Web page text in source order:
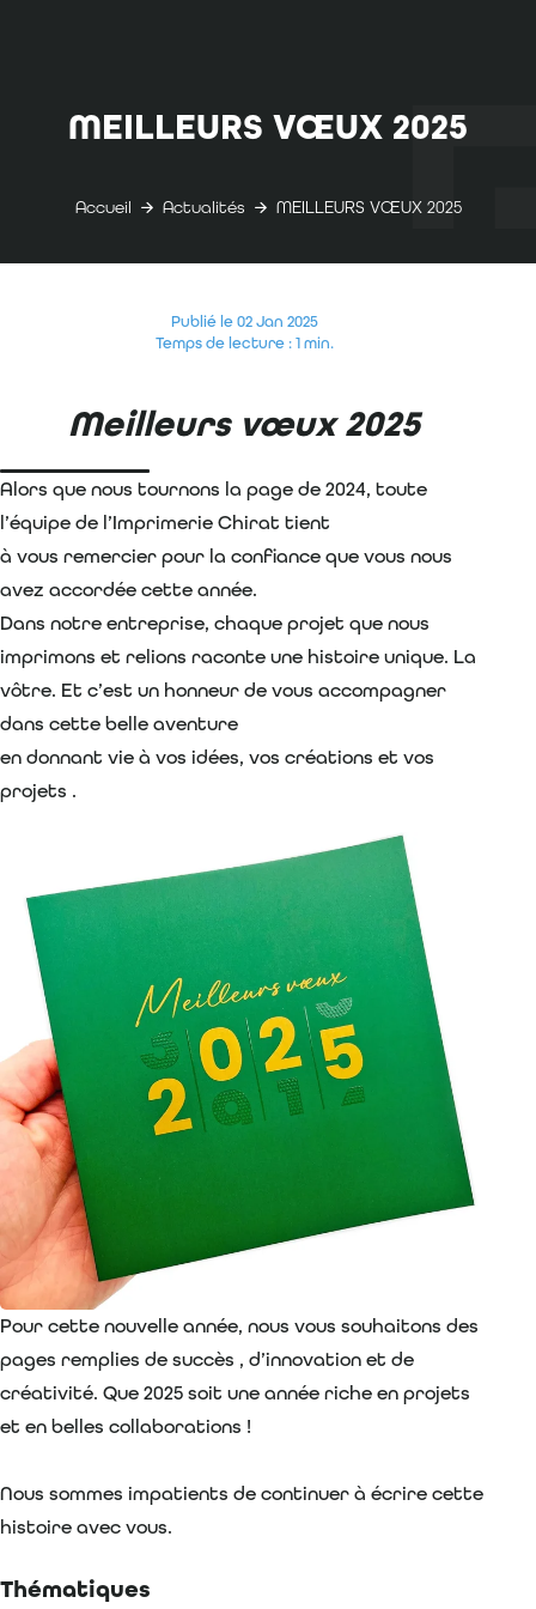
MEILLEURS VŒUX 2025
Accueil Actualités MEILLEURS VŒUX 2025
Publié le 02 Jan 2025
Temps de lecture : 1 min.
Meilleurs vœux 2025
Alors que nous tournons la page de 2024, toute
l’équipe de l’Imprimerie Chirat tient
à vous remercier pour la confiance que vous nous
avez accordée cette année.
Dans notre entreprise, chaque projet que nous
imprimons et relions raconte une histoire unique. La
vôtre. Et c’est un honneur de vous accompagner
dans cette belle aventure
en donnant vie à vos idées, vos créations et vos
projets .
Pour cette nouvelle année, nous vous souhaitons des
pages remplies de succès , d’innovation et de
créativité. Que 2025 soit une année riche en projets
et en belles collaborations !
Nous sommes impatients de continuer à écrire cette
histoire avec vous.
Thématiques